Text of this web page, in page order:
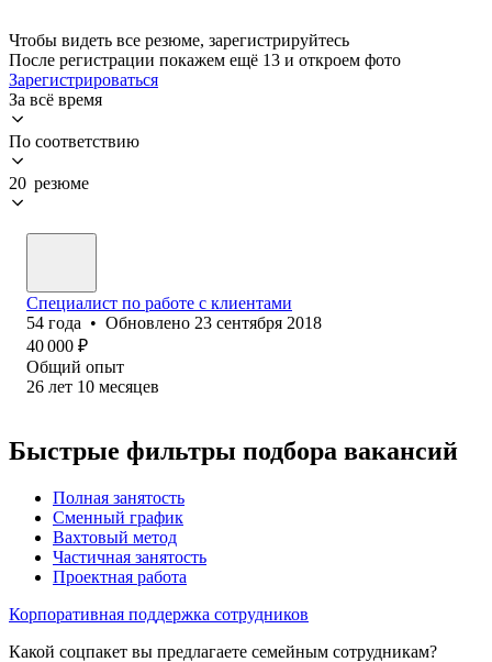
Чтобы видеть все резюме, зарегистрируйтесь
После регистрации покажем ещё 13 и откроем фото
Зарегистрироваться
За всё время
По соответствию
20 резюме
Специалист по работе с клиентами
54 года • Обновлено 23 сентября 2018
40 000 ₽
Общий опыт
26 лет 10 месяцев
Быстрые фильтры подбора вакансий
Полная занятость
Сменный график
Вахтовый метод
Частичная занятость
Проектная работа
Корпоративная поддержка сотрудников
Какой соцпакет вы предлагаете семейным сотрудникам?